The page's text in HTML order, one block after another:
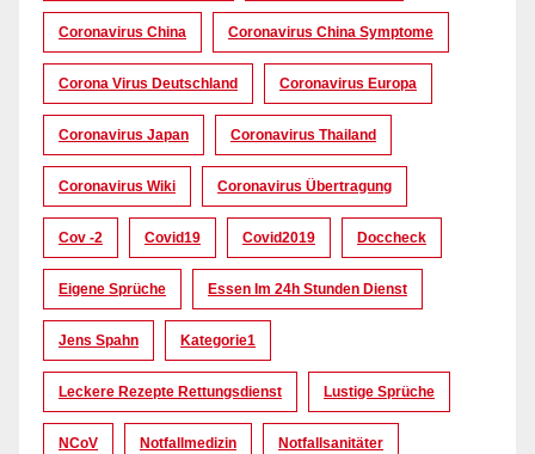
Coronavirus China Coronavirus China Symptome
Corona Virus Deutschland Coronavirus Europa
Coronavirus Japan Coronavirus Thailand
Coronavirus Wiki Coronavirus Übertragung
Cov -2 Covid19 Covid2019 Doccheck
Eigene Sprüche Essen Im 24h Stunden Dienst
Jens Spahn Kategorie1
Leckere Rezepte Rettungsdienst Lustige Sprüche
NCoV Notfallmedizin Notfallsanitäter